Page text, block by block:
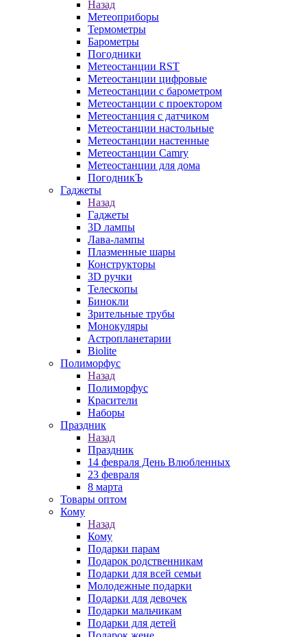
Назад
Метеоприборы
Термометры
Барометры
Погодники
Метеостанции RST
Метеостанции цифровые
Метеостанции с барометром
Метеостанции с проектором
Метеостанция с датчиком
Метеостанции настольные
Метеостанции настенные
Метеостанции Camry
Метеостанции для дома
ПогодникЪ
Гаджеты
Назад
Гаджеты
3D лампы
Лава-лампы
Плазменные шары
Конструкторы
3D ручки
Телескопы
Бинокли
Зрительные трубы
Монокуляры
Астропланетарии
Biolite
Полиморфус
Назад
Полиморфус
Красители
Наборы
Праздник
Назад
Праздник
14 февраля День Влюбленных
23 февраля
8 марта
Товары оптом
Кому
Назад
Кому
Подарки парам
Подарок родственникам
Подарки для всей семьи
Молодежные подарки
Подарки для девочек
Подарки мальчикам
Подарки для детей